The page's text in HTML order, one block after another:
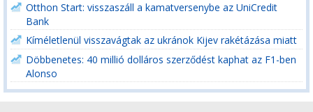
Otthon Start: visszaszáll a kamatversenybe az UniCredit
Bank
Kíméletlenül visszavágtak az ukránok Kijev rakétázása miatt
Döbbenetes: 40 millió dolláros szerződést kaphat az F1-ben
Alonso